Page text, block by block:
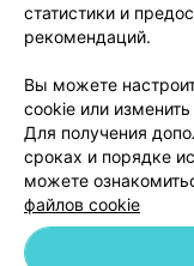
статистики и
рекомендаций.
Вы можете
cookie или
Для получения
сроках и порядке
можете
файлов cookie